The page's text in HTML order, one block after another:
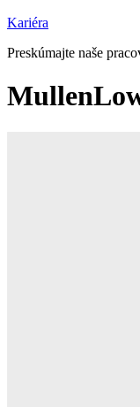
Kariéra
Preskúmajte naše